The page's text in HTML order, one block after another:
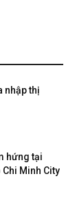
nhập thị
hứng tại
Minh City